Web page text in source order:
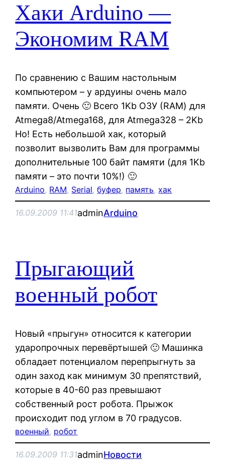
Хаки Arduino —
Экономим RAM
По сравнению с Вашим настольным
компьютером – у ардуины очень мало
памяти. Очень 🙂 Всего 1Kb ОЗУ (RAM) для
Atmega8/Atmega168, для Atmega328 – 2Kb
Но! Есть небольшой хак, который
позволит вызволить Вам для программы
дополнительные 100 байт памяти (для 1Kb
памяти – это почти 10%!) 🙂
Arduino, RAM, Serial, буфер, память, хак
16.09.2009 11:41adminArduino
Прыгающий
военный робот
Новый «прыгун» относится к категории
ударопрочных перевёртышей 🙂 Машинка
обладает потенциалом перепрыгнуть за
один заход как минимум 30 препятствий,
которые в 40-60 раз превышают
собственный рост робота. Прыжок
происходит под углом в 70 градусов.
военный, робот
16.09.2009 11:31adminНовости